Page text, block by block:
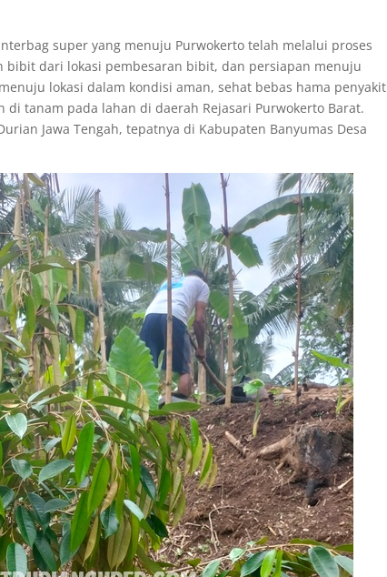
super yang menuju Purwokerto telah melalui proses
dari lokasi pembesaran bibit, dan persiapan menuju
lokasi dalam kondisi aman, sehat bebas hama penyakit
tanam pada lahan di daerah Rejasari Purwokerto Barat.
Jawa Tengah, tepatnya di Kabupaten Banyumas Desa